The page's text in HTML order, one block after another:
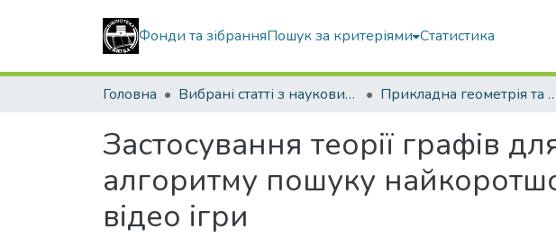
Фонди та зібранняПошук за критеріями Статистика
Головна Вибрані статті з наукових збірників КНУБА Прикладна геометрія та інженерна графіка
Застосування теорії графів
алгоритму пошуку
відео ігри